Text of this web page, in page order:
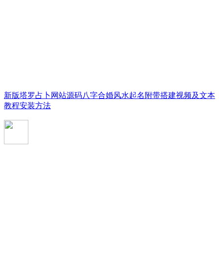
新版塔罗占卜网站源码八字合婚风水起名附带搭建视频及文本
教程安装方法